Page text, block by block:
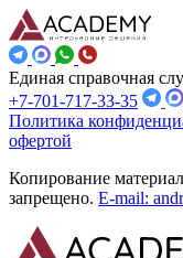
Единая справочная
+7-701-717-33-35
Политика
офертой
Копирование
запрещено. E-mail: